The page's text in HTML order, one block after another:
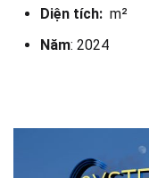
Diện tích: m²
Năm: 2024